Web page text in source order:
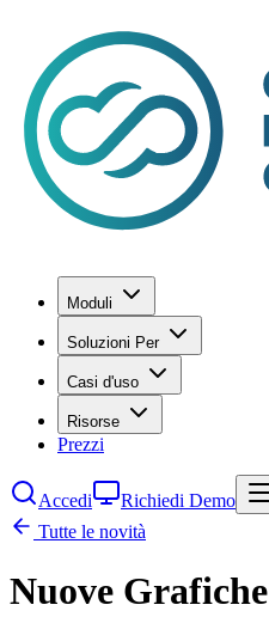
Moduli
Soluzioni Per
Casi d'uso
Risorse
Prezzi
Accedi Richiedi Demo
Tutte le novità
Nuove